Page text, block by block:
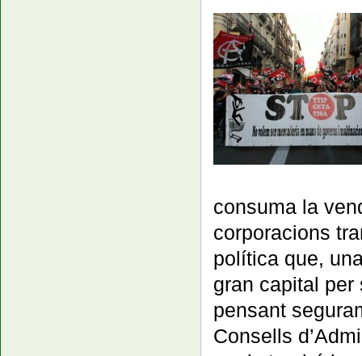
consuma la
corporacions
política que,
gran capital
pensant
Consells